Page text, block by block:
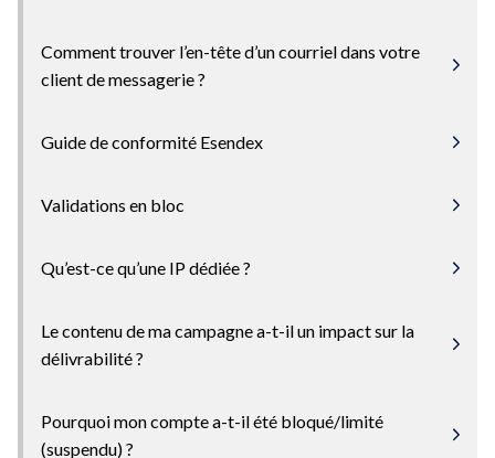
Comment trouver l’en-tête d’un courriel dans votre
client de messagerie ?
Guide de conformité Esendex
Validations en bloc
Qu’est-ce qu’une IP dédiée ?
Le contenu de ma campagne a-t-il un impact sur la
délivrabilité ?
Pourquoi mon compte a-t-il été bloqué/limité
(suspendu) ?